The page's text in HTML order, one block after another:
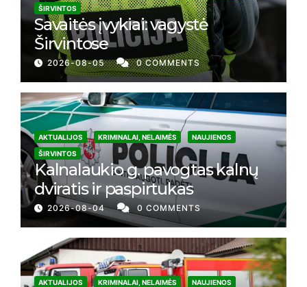
ŠIRVINTOS
Savaitės įvykiai: vagystė
Širvintose
2026-08-05 0 COMMENTS
AKTUALIJOS KRIMINALAI, NELAIMĖS
NAUJIENOS
ŠIRVINTOS
Kalnalaukio g. pavogtas kalnų
dviratis ir paspirtukas
2026-08-04 0 COMMENTS
AKTUALIJOS KRIMINALAI, NELAIMĖS
NAUJIENOS